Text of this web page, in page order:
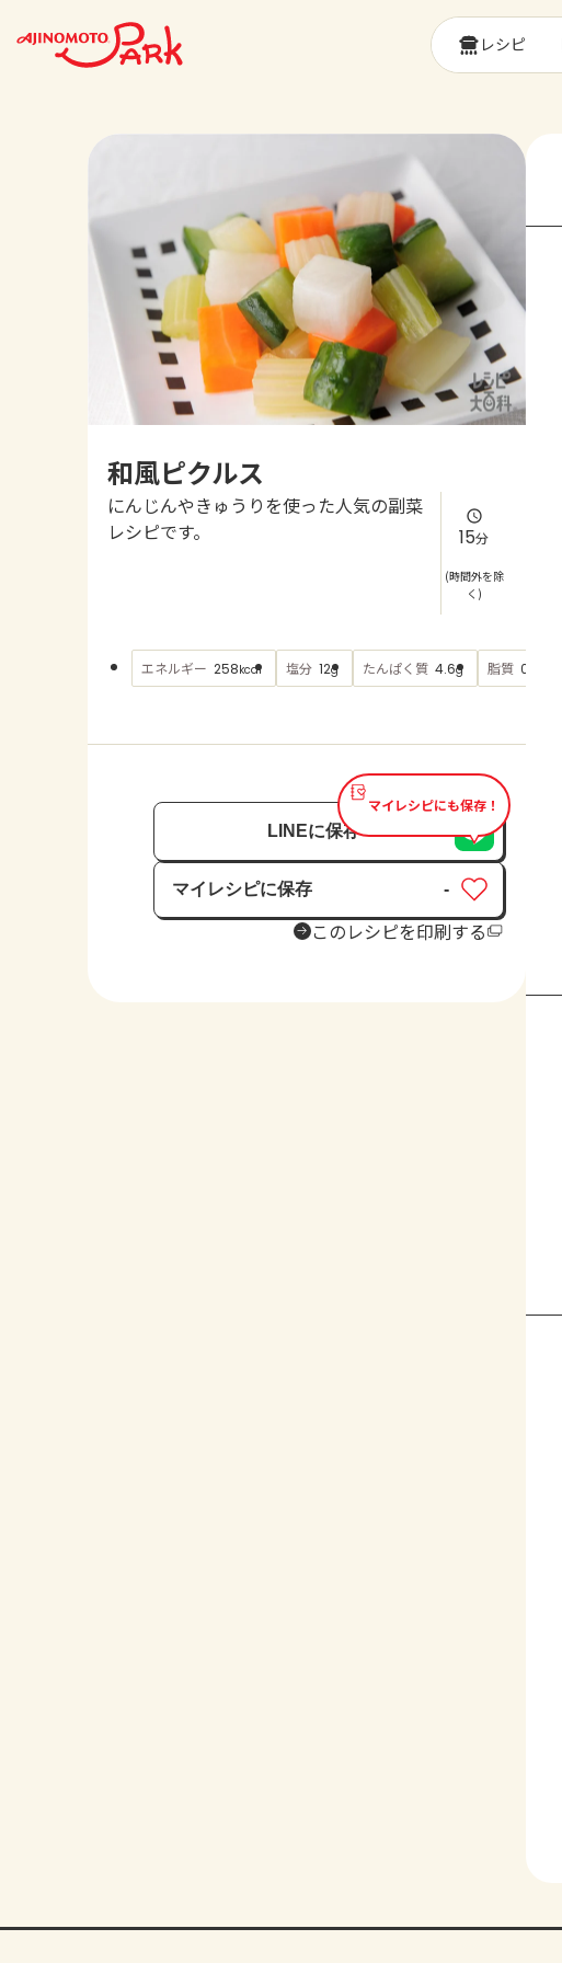
レシピ
和風ピクルス
にんじんやきゅうりを使った人気の副菜
レシピです。
15分
(時間外を除
く)
エネルギー 258kcal 塩分 12g たんぱく質 4.6g 脂質 0.7
マイレシピにも保存！
LINEに保存
マイレシピに保存
保存済み
-
このレシピを印刷する